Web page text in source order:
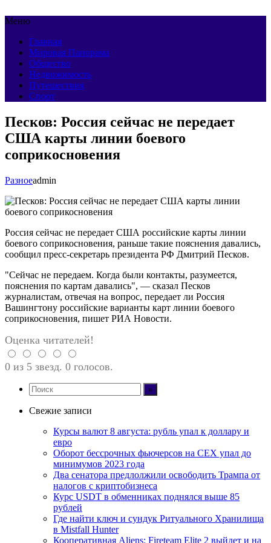
Меню
Главная
Мировая Панорама
Общество
Недвижимость
Путешествия
Спорт
Песков: Россия сейчас не передает
США карты линии боевого
соприкосновения
Разноеadmin
Россия сейчас не передает США российские карты линии
боевого соприкосновения, раньше такие пояснения давались,
сообщил пресс-секретарь президента РФ Дмитрий Песков.
"Сейчас не передаем. Когда были контакты, разумеется,
пояснения по картам давались", — сказал Песков
журналистам, отвечая на вопрос, передает ли Россия
Вашингтону российские варианты карт линии боевого
соприкосновения, пишет РИА Новости.
Оценка читателей!
0 из 5 звезд. 0 голосов.
Свежие записи
Курсы валют 8 августа: рубль упал к доллару и
евро
Оборот бессрочных фьючерсов на CEX упал до
минимумов 2023 года
Два сенатора предлолжили освободить Трампа от
налогов с криптобизнеса
Курс USDT в обменниках поднялся выше 85
рублей
Где найти ключ и сундук Ритуального Хранилища
в Mistfall Hunter
Кооперативная Aliens: Fireteam Elite 2 выйдет и на